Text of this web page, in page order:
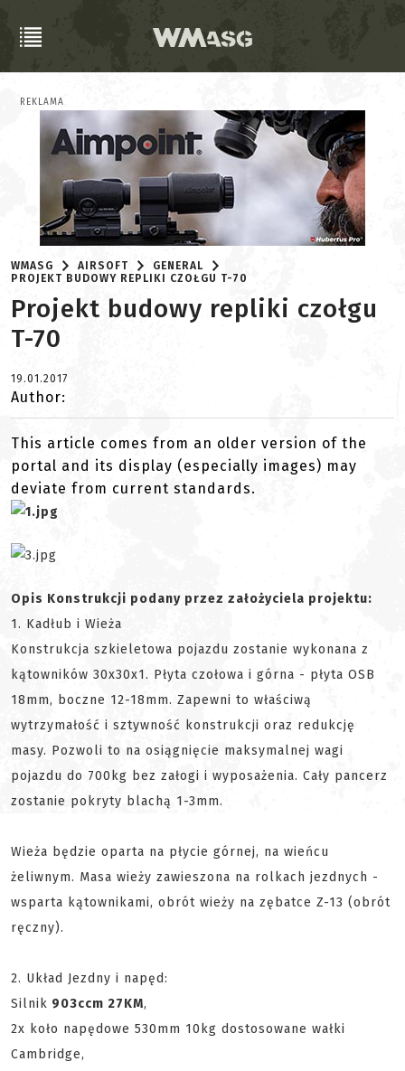
REKLAMA
WMASG AIRSOFT
GENERAL
PROJEKT BUDOWY REPLIKI CZOŁGU T-70
Projekt budowy repliki czołgu
T-70
19.01.2017
Author:
This article comes from an older version of the
portal and its display (especially images) may
deviate from current standards.
Opis Konstrukcji podany przez założyciela projektu:
1. Kadłub i Wieża
Konstrukcja szkieletowa pojazdu zostanie wykonana z
kątowników 30x30x1. Płyta czołowa i górna - płyta OSB
18mm, boczne 12-18mm. Zapewni to właściwą
wytrzymałość i sztywność konstrukcji oraz redukcję
masy. Pozwoli to na osiągnięcie maksymalnej wagi
pojazdu do 700kg bez załogi i wyposażenia. Cały pancerz
zostanie pokryty blachą 1-3mm.
Wieża będzie oparta na płycie górnej, na wieńcu
żeliwnym. Masa wieży zawieszona na rolkach jezdnych -
wsparta kątownikami, obrót wieży na zębatce Z-13 (obrót
ręczny).
2. Układ Jezdny i napęd:
Silnik 903ccm 27KM,
2x koło napędowe 530mm 10kg dostosowane wałki
Cambridge,